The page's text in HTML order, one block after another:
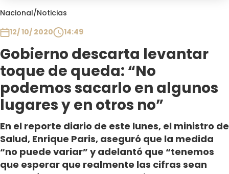
Nacional/Noticias
12/ 10/ 2020
14:49
Gobierno descarta levantar
toque de queda: “No
podemos sacarlo en algunos
lugares y en otros no”
En el reporte diario de este lunes, el ministro de
Salud, Enrique Paris, aseguró que la medida
“no puede variar” y adelantó que “tenemos
que esperar que realmente las cifras sean
Club De La Comedia
Plan Perfecto
El Tiempo
Sabingo
Todos Los Programas